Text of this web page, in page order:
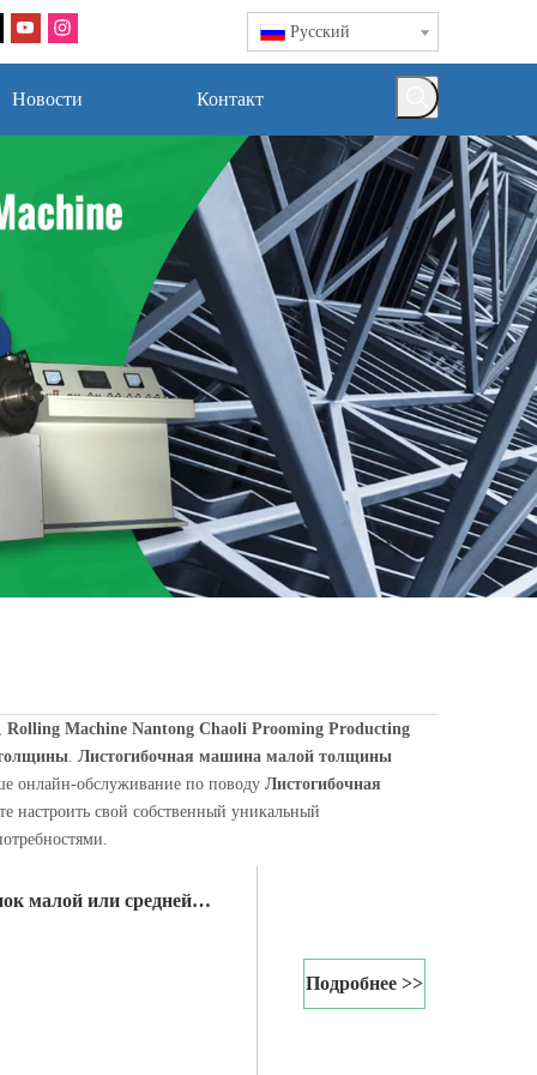
Pусский
Новости Контакт
или лист v. В современном цехе холодной прокатки
, Rolling Machine Nantong Chaoli Prooming Producting
. Листогибочная машина малой толщины
онлайн-обслуживание по поводу Листогибочная
настроить свой собственный уникальный
малой или средней
Подробнее >>